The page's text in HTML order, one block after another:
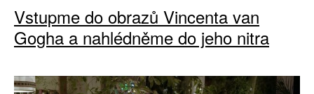
Vstupme do obrazů Vincenta van
Gogha a nahlédněme do jeho nitra